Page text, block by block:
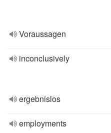
Voraussagen
inconclusively
ergebnislos
employments